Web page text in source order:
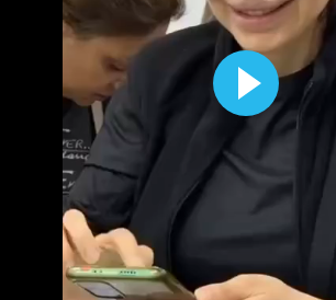
Bakı–Tbilisi–Bakı
bilet satışı başlayıb
21.05.2026